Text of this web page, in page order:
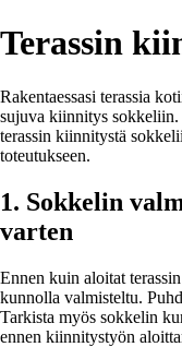
Terassin
Rakentaessasi terassia
sujuva kiinnitys sokkeliin.
terassin kiinnitystä
toteutukseen.
1. Sokkelin
varten
Ennen kuin aloitat
kunnolla valmisteltu.
Tarkista myös sokkelin
ennen kiinnitystyön